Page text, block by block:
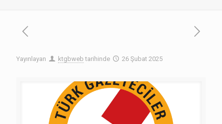
Yayınlayan ktgbweb tarihinde 26 Şubat 2025